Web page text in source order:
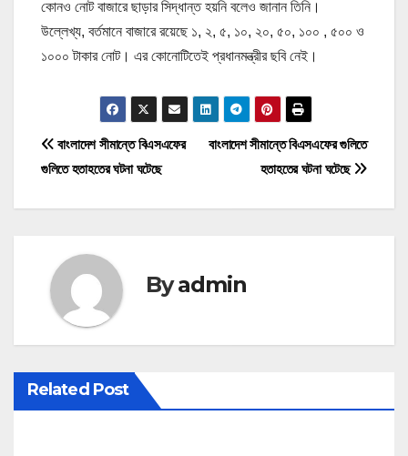
কোনও নোট বাজারে ছাড়ার সিদ্ধান্ত হয়নি বলেও জানান তিনি।
উল্লেখ্য, বর্তমানে বাজারে রয়েছে ১, ২, ৫, ১০, ২০, ৫০, ১০০ , ৫০০ ও
১০০০ টাকার নোট। এর কোনোটিতেই প্রধানমন্ত্রীর ছবি নেই।
P
n
a
v
i
বাংলাদেশ সীমান্তে বিএসএফের গুলিতে
হতাহতের ঘটনা ঘটেছে
বাংলাদেশ সীমান্তে বিএসএফের
গুলিতে হতাহতের ঘটনা ঘটেছে
Byadmin
Related Post